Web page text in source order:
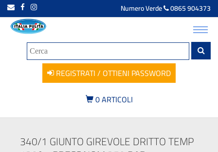
Numero Verde 0865 904373
REGISTRATI / OTTIENI PASSWORD
0ARTICOLI
340/1 GIUNTO GIREVOLE DRITTO TEMP